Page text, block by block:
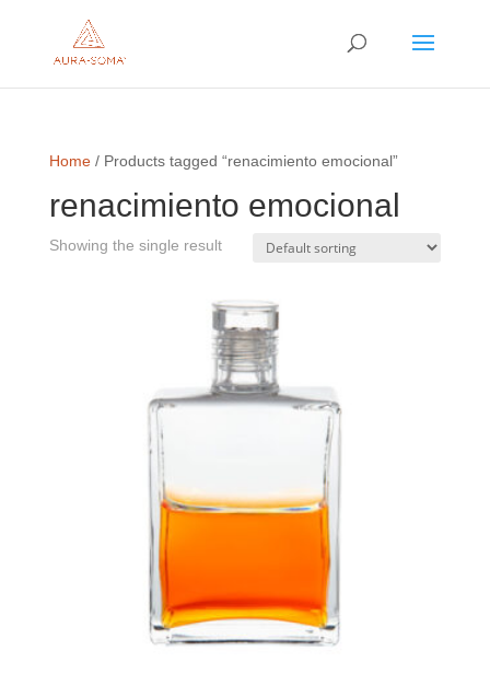
Home/ Products tagged “renacimiento emocional”
renacimiento emocional
Showing the single result